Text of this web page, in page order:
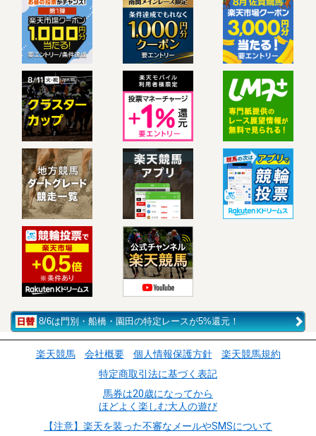
8/6は門別・船橋・園田の特定レースが5%還元！
楽天競馬 会社概要 個人情報保護方針
楽天競馬規約
特定商取引法に基づく表記
馬券は20歳になってから
ほどよく楽しむ大人の遊び
【注意】楽天を装った不審なメールやSMSについて